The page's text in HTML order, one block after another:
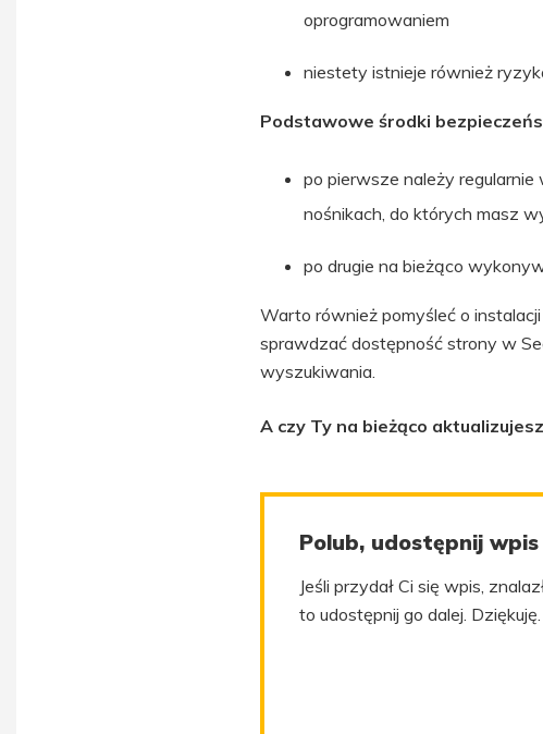
oprogramowaniem
niestety istnieje również
Podstawowe środki
po pierwsze należy
nośnikach, do których masz
po drugie na bieżąco
Warto również pomyśleć o
sprawdzać dostępność strony w
wyszukiwania.
A czy Ty na bieżąco
Polub, udostępnij wpis
Jeśli przydał Ci się wpis,
to udostępnij go dalej. Dziękuję.